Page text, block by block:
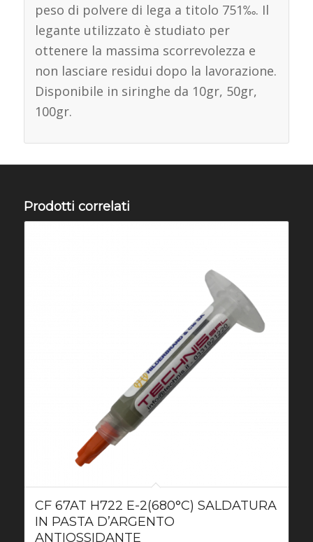
peso di polvere di lega a titolo 751‰. Il
legante utilizzato è studiato per
ottenere la massima scorrevolezza e
non lasciare residui dopo la lavorazione.
Disponibile in siringhe da 10gr, 50gr,
100gr.
Prodotti correlati
CF 67AT H722 E-2(680°C) SALDATURA
IN PASTA D’ARGENTO
ANTIOSSIDANTE